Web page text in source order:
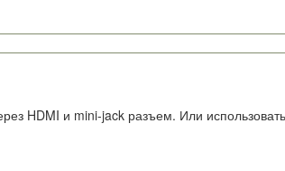
HDMI и mini-jack разъем. Или